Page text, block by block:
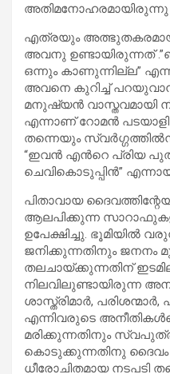
അതിമനോഹരമായിരുന്നു .
എത്രയും
അവനു ഉണ്ടായിരുന്നത്
ഒന്നും കാണുന്നില്ല”
അവനെ കുറിച്ച്
മനുഷ്യൻ വാസ്തവമായി
എന്നാണ് റോമൻ
തന്നെയും
“ഇവൻ എൻറെ പ്രിയ
ചെവികൊടുപ്പിൻ”
പിതാവായ
ആലപിക്കുന്ന
ഉപേക്ഷിച്ചു. ഭൂമിയില്‍
ജനിക്കുന്നതിനും ജനനം
തലചായ്ക്കുന്നതിന്
നിലവിലുണ്ടായിരുന്ന
ശാസ്ത്രിമാര്‍,
എന്നിവരുടെ
മരിക്കുന്നതിനും
കൊടുക്കുന്നതിനു ദൈവം
ധീരോചിതമായ നടപടി